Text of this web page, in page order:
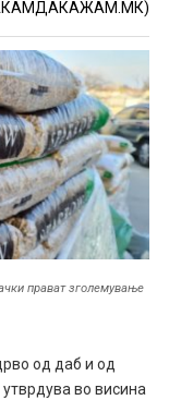
прават зголемување
од даб и од
утврдува во висина